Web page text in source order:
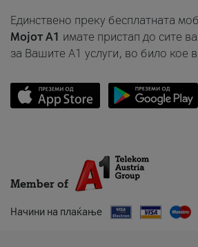
Единствено преку бесплатната
Мојот A1 имате пристап до сите
за Вашите A1 услуги, во било кое
Member of
Начини на плаќање